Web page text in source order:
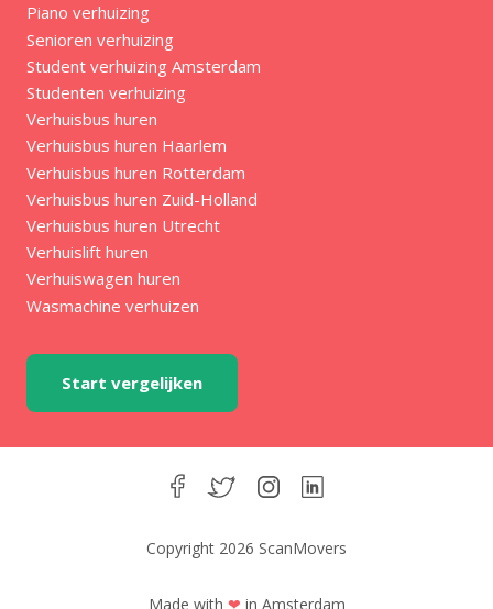
Piano verhuizing
Senioren verhuizing
Student verhuizing Amsterdam
Studenten verhuizing
Verhuisbus huren
Verhuisbus huren Haarlem
Verhuisbus huren Rotterdam
Verhuisbus huren Zuid-Holland
Verhuisbus huren Utrecht
Verhuislift huren
Verhuiswagen huren
Wasmachine verhuizen
Start vergelijken
Copyright 2026 ScanMovers
Made with ❤ in Amsterdam